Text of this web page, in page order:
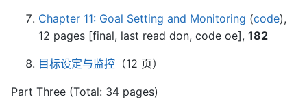
Chapter 11: Goal Setting and Monitoring (code),
12 pages [final, last read don, code oe], 182
目标设定与监控 （12 页）
Part Three (Total: 34 pages)